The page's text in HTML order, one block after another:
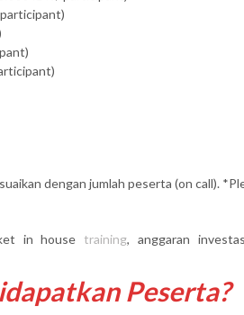
dengan jumlah peserta (on call).
in house training, anggaran
Peserta?